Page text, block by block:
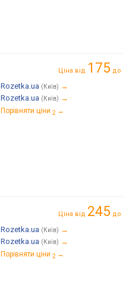
Ціна від 175 до
Rozetka.ua (Київ) →
Rozetka.ua (Київ) →
Порівняти ціни 2 →
Ціна від 245 до
Rozetka.ua (Київ) →
Rozetka.ua (Київ) →
Порівняти ціни 2 →